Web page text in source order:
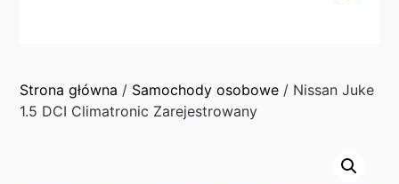
Strona główna / Samochody osobowe / Nissan Juke
1.5 DCI Climatronic Zarejestrowany